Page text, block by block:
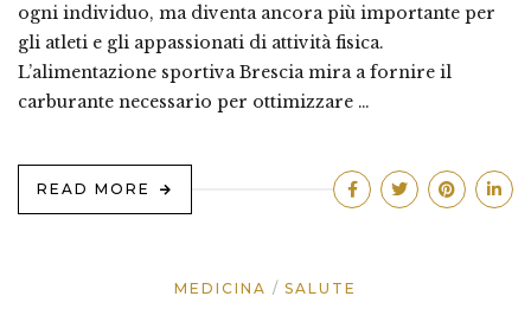
ogni individuo, ma diventa ancora più importante per
gli atleti e gli appassionati di attività fisica.
L’alimentazione sportiva Brescia mira a fornire il
carburante necessario per ottimizzare …
READ MORE
MEDICINA SALUTE